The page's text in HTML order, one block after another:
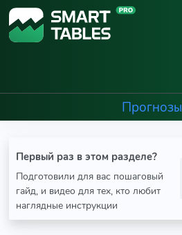
Прогнозы
Первый раз в этом разделе?
Подготовили для вас пошаговый
гайд, и видео для тех, кто любит
наглядные инструкции